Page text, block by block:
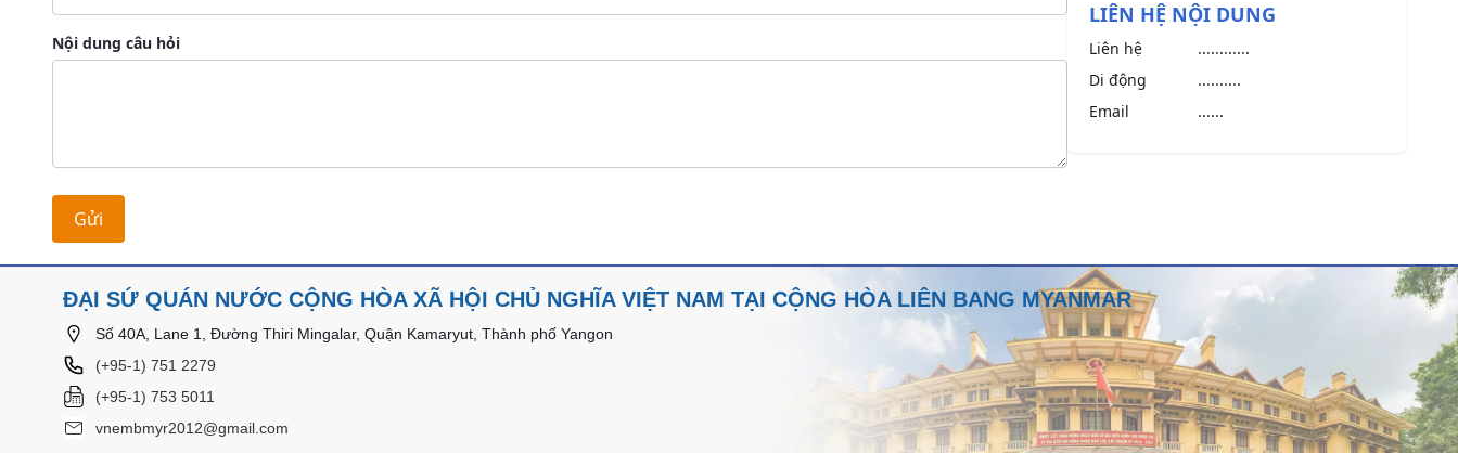
Nội dung câu hỏi
Gửi
LIÊN HỆ NỘI DUNG
Liên hệ
............
Di động
..........
Email
......
ĐẠI SỨ QUÁN NƯỚC CỘNG HÒA XÃ HỘI CHỦ NGHĨA VIỆT NAM TẠI CỘNG HÒA LIÊN BANG MYANMAR
Số 40A, Lane 1, Đường Thiri Mingalar, Quận Kamaryut, Thành phố Yangon
(+95-1) 751 2279​​
(+95-1) 753 5011
vnembmyr2012@gmail.com